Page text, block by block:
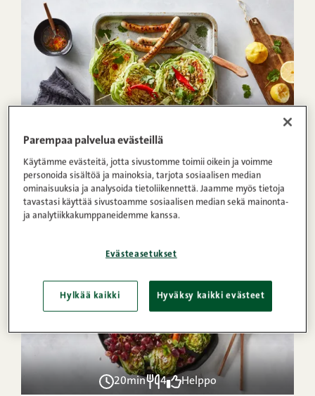
1 2 3 4 5 (10)
Grillattua kaalia, makkaraa ja
chilihunajakastike
20min 4 Helppo
Parempaa palvelua evästeillä
Käytämme evästeitä, jotta sivustomme toimii oikein ja voimme
personoida sisältöä ja mainoksia, tarjota sosiaalisen median
ominaisuuksia ja analysoida tietoliikennettä. Jaamme myös tietoja
tavastasi käyttää sivustoamme sosiaalisen median sekä mainonta-
ja analytiikkakumppaneidemme kanssa.
Evästeasetukset
Hylkää kaikki Hyväksy kaikki evästeet